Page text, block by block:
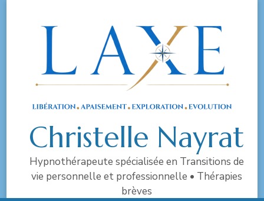
Christelle Nayrat
Hypnothérapeute spécialisée en Transitions de
vie personnelle et professionnelle • Thérapies
brèves